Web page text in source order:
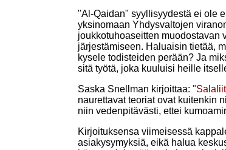
"Al-Qaidan" syyllisyydestä ei ole
yksinomaan Yhdysvaltojen
joukkotuhoaseitten muodostavan
järjestämiseen. Haluaisin tietää,
kysele todisteiden perään? Ja
sitä työtä, joka kuuluisi heille
Saska Snellman kirjoittaa:
naurettavat teoriat ovat kuitenkin
niin vedenpitävästi, ettei
Kirjoituksensa viimeisessä
asiakysymyksiä, eikä halua